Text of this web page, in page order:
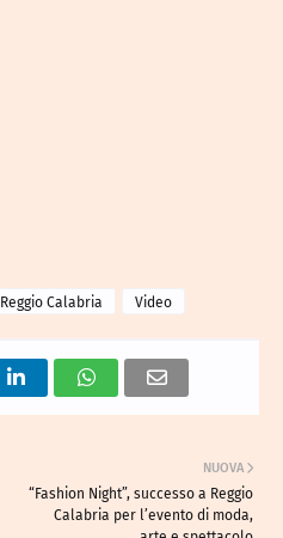
Reggio Calabria Video
NUOVA
“Fashion Night”, successo a Reggio
Calabria per l’evento di moda,